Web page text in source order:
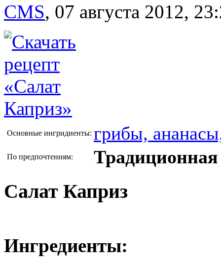
CMS, 07 августа 2012,
Основные ингридиенты: грибы,
По предпочтениям: Традиционная
Салат Каприз
Ингредиенты: